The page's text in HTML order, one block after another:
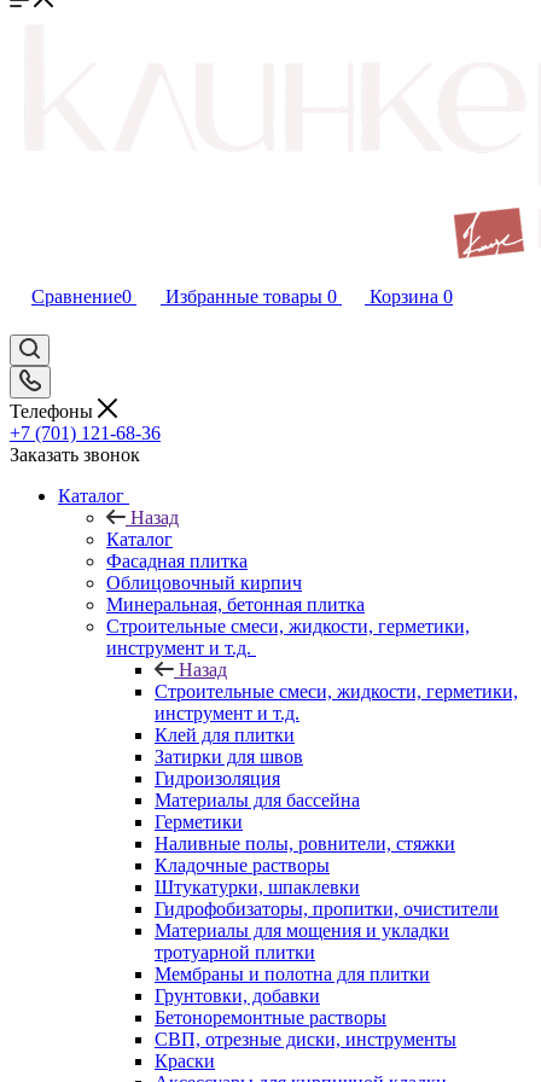
Сравнение0 Избранные товары 0 Корзина 0
Телефоны
+7 (701) 121-68-36
Заказать звонок
Каталог
Назад
Каталог
Фасадная плитка
Облицовочный кирпич
Минеральная, бетонная плитка
Строительные смеси, жидкости, герметики,
инструмент и т.д.
Назад
Строительные смеси, жидкости, герметики,
инструмент и т.д.
Клей для плитки
Затирки для швов
Гидроизоляция
Материалы для бассейна
Герметики
Наливные полы, ровнители, стяжки
Кладочные растворы
Штукатурки, шпаклевки
Гидрофобизаторы, пропитки, очистители
Материалы для мощения и укладки
тротуарной плитки
Мембраны и полотна для плитки
Грунтовки, добавки
Бетоноремонтные растворы
СВП, отрезные диски, инструменты
Краски